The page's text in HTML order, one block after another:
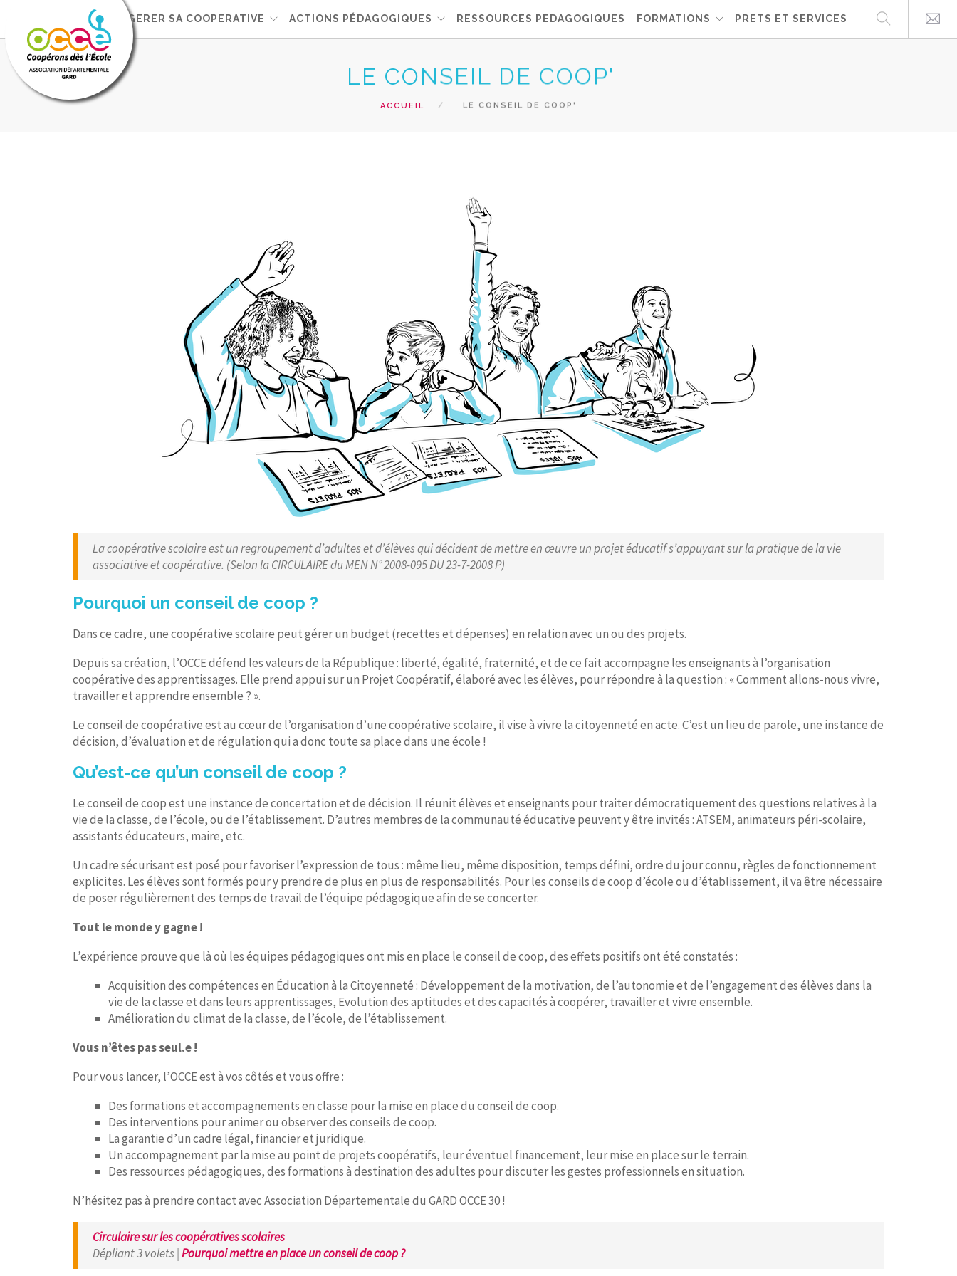
L'OCCE 30 GERER SA COOPERATIVE ACTIONS PÉDAGOGIQUES RESSOURCES PEDAGOGIQUES FORMATIONS PRETS ET SERVICES
LE CONSEIL DE COOP'
ACCUEIL LE CONSEIL DE COOP'
La coopérative scolaire est un regroupement d’adultes et d’élèves qui décident de mettre en œuvre un projet éducatif s’appuyant sur la pratique de la vie
associative et coopérative. (Selon la CIRCULAIRE du MEN N° 2008-095 DU 23-7-2008 P)
Pourquoi un conseil de coop ?
Dans ce cadre, une coopérative scolaire peut gérer un budget (recettes et dépenses) en relation avec un ou des projets.
Depuis sa création, l’OCCE défend les valeurs de la République : liberté, égalité, fraternité, et de ce fait accompagne les enseignants à l’organisation
coopérative des apprentissages. Elle prend appui sur un Projet Coopératif, élaboré avec les élèves, pour répondre à la question : « Comment allons-nous vivre,
travailler et apprendre ensemble ? ».
Le conseil de coopérative est au cœur de l’organisation d’une coopérative scolaire, il vise à vivre la citoyenneté en acte. C’est un lieu de parole, une instance de
décision, d’évaluation et de régulation qui a donc toute sa place dans une école !
Qu’est-ce qu’un conseil de coop ?
Le conseil de coop est une instance de concertation et de décision. Il réunit élèves et enseignants pour traiter démocratiquement des questions relatives à la
vie de la classe, de l’école, ou de l’établissement. D’autres membres de la communauté éducative peuvent y être invités : ATSEM, animateurs péri-scolaire,
assistants éducateurs, maire, etc.
Un cadre sécurisant est posé pour favoriser l’expression de tous : même lieu, même disposition, temps défini, ordre du jour connu, règles de fonctionnement
explicites. Les élèves sont formés pour y prendre de plus en plus de responsabilités. Pour les conseils de coop d’école ou d’établissement, il va être nécessaire
de poser régulièrement des temps de travail de l’équipe pédagogique afin de se concerter.
Tout le monde y gagne !
L’expérience prouve que là où les équipes pédagogiques ont mis en place le conseil de coop, des effets positifs ont été constatés :
Acquisition des compétences en Éducation à la Citoyenneté : Développement de la motivation, de l’autonomie et de l’engagement des élèves dans la
vie de la classe et dans leurs apprentissages, Evolution des aptitudes et des capacités à coopérer, travailler et vivre ensemble.
Amélioration du climat de la classe, de l’école, de l’établissement.
Vous n’êtes pas seul.e !
Pour vous lancer, l’OCCE est à vos côtés et vous offre :
Des formations et accompagnements en classe pour la mise en place du conseil de coop.
Des interventions pour animer ou observer des conseils de coop.
La garantie d’un cadre légal, financier et juridique.
Un accompagnement par la mise au point de projets coopératifs, leur éventuel financement, leur mise en place sur le terrain.
Des ressources pédagogiques, des formations à destination des adultes pour discuter les gestes professionnels en situation.
N’hésitez pas à prendre contact avec Association Départementale du GARD OCCE 30 !
Circulaire sur les coopératives scolaires
Dépliant 3 volets |Pourquoi mettre en place un conseil de coop ?